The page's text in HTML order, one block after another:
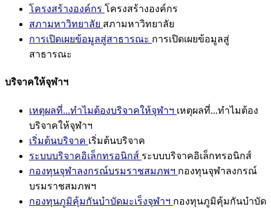
โครงสร้างองค์กร โครงสร้างองค์กร
สภามหาวิทยาลัย สภามหาวิทยาลัย
การเปิดเผยข้อมูลสู่สาธารณะ การเปิดเผยข้อมูลสู่
สาธารณะ
บริจาคให้จุฬาฯ
เหตุผลที่...ทำไมต้องบริจาคให้จุฬาฯ เหตุผลที่...ทำไมต้อง
บริจาคให้จุฬาฯ
เริ่มต้นบริจาค เริ่มต้นบริจาค
ระบบบริจาคอิเล็กทรอนิกส์ ระบบบริจาคอิเล็กทรอนิกส์
กองทุนจุฬาลงกรณ์บรมราชสมภพฯ กองทุนจุฬาลงกรณ์
บรมราชสมภพฯ
กองทุนภูมิคุ้มกันบำบัดมะเร็งจุฬาฯ กองทุนภูมิคุ้มกันบำบัด